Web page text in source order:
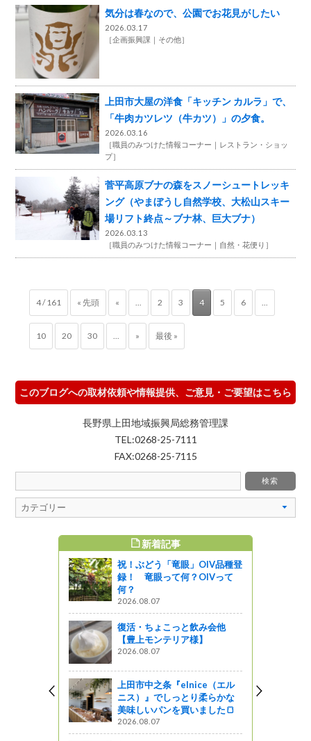
気分は春なので、公園でお花見がしたい
2026.03.17
［企画振興課 その他］
上田市大屋の洋食「キッチン カルラ」で、
「牛肉カツレツ（牛カツ）」の夕食。
2026.03.16
［職員のみつけた情報コーナー
レストラン・ショッ
プ］
菅平高原ブナの森をスノーシュートレッキ
ング（やまぼうし自然学校、大松山スキー
場リフト終点～ブナ林、巨大ブナ）
2026.03.13
［職員のみつけた情報コーナー 自然・花便り ］
4 / 161 « 先頭 « 2 3 4 5 6
10 20 30 » 最後 »
このブログへの取材依頼や情報提供、ご意見・ご要望はこちら
長野県上田地域振興局総務管理課
TEL:0268-25-7111
FAX:0268-25-7115
新着記事
祝！ぶどう「竜眼」OIV品種登
録！ 竜眼って何？OIVって
何？
2026.08.07
復活・ちょこっと飲み会他
【豊上モンテリア様】
2026.08.07
上田市中之条『elnice（エル
ニス）』でしっとり柔らかな
美味しいパンを買いました🍞
2026.08.07